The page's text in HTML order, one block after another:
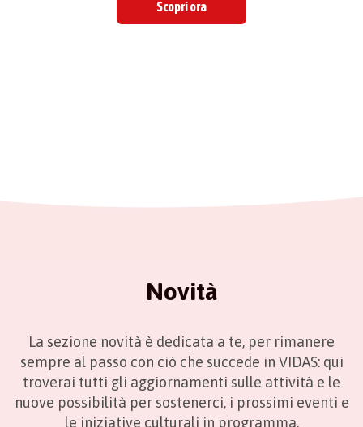
Scopri ora
Novità
La sezione novità è dedicata a te, per rimanere
sempre al passo con ciò che succede in VIDAS: qui
troverai tutti gli aggiornamenti sulle attività e le
nuove possibilità per sostenerci, i prossimi eventi e
le iniziative culturali in programma.